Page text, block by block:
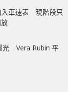
入車速表 現階段只
光 Vera Rubin 平